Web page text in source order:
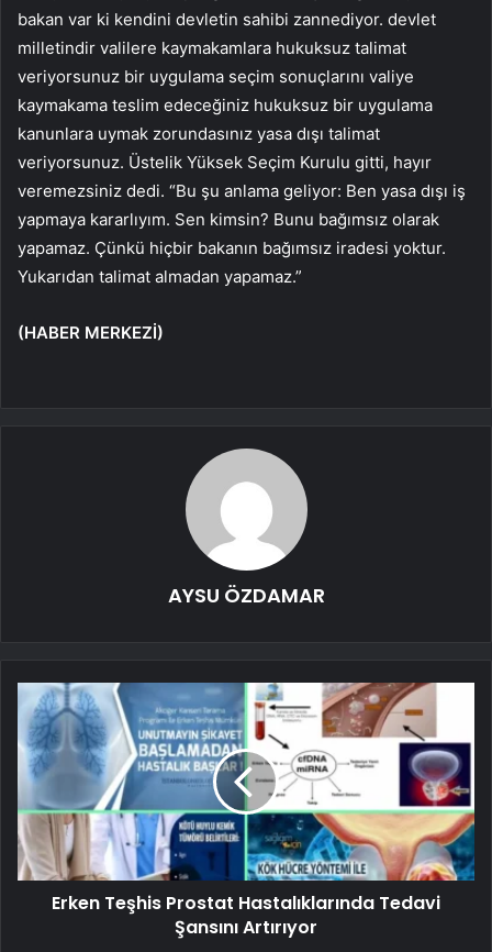
bakan var ki kendini devletin sahibi zannediyor. devlet
milletindir valilere kaymakamlara hukuksuz talimat
veriyorsunuz bir uygulama seçim sonuçlarını valiye
kaymakama teslim edeceğiniz hukuksuz bir uygulama
kanunlara uymak zorundasınız yasa dışı talimat
veriyorsunuz. Üstelik Yüksek Seçim Kurulu gitti, hayır
veremezsiniz dedi. “Bu şu anlama geliyor: Ben yasa dışı iş
yapmaya kararlıyım. Sen kimsin? Bunu bağımsız olarak
yapamaz. Çünkü hiçbir bakanın bağımsız iradesi yoktur.
Yukarıdan talimat almadan yapamaz.”
(HABER MERKEZİ)
AYSU ÖZDAMAR
Erken Teşhis Prostat Hastalıklarında Tedavi
Şansını Artırıyor